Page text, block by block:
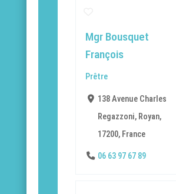
Mgr Bousquet
François
Prêtre
138 Avenue Charles
Regazzoni, Royan,
17200, France
06 63 97 67 89